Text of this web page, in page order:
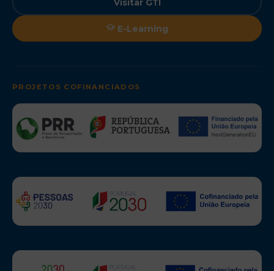
Visitar GTI
E-Learning
PROJETOS COFINANCIADOS